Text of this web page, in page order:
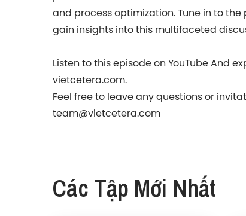
and process optimization. Tune in to
gain insights into this multifaceted
Listen to this episode on YouTube And
vietcetera.com.
Feel free to leave any questions or
team@vietcetera.com
Các Tập Mới Nhất